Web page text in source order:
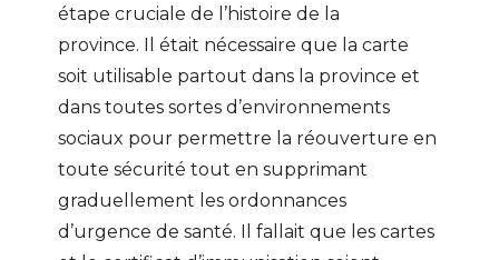
étape cruciale de l’histoire de la
province. Il était nécessaire que la carte
soit utilisable partout dans la province et
dans toutes sortes d’environnements
sociaux pour permettre la réouverture en
toute sécurité tout en supprimant
graduellement les ordonnances
d’urgence de santé. Il fallait que les cartes